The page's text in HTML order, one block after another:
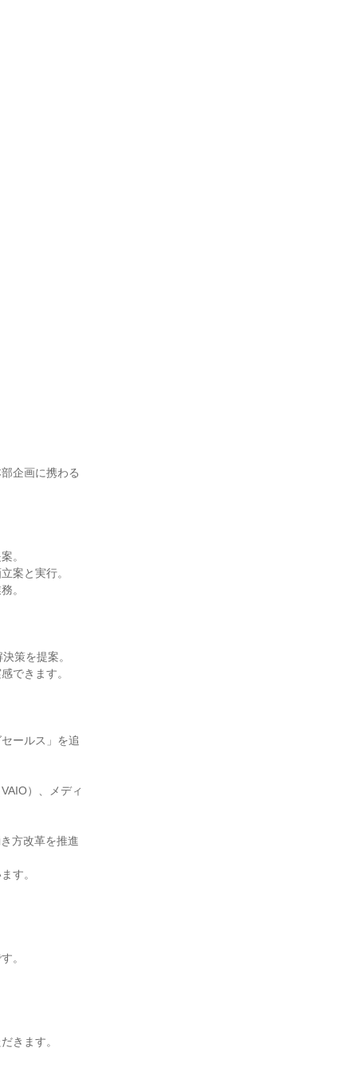
企画に携わる
。
案と実行。
。
策を提案。
できます。
ールス」を追
）、メディ
方改革を推進
す。
。
きます。